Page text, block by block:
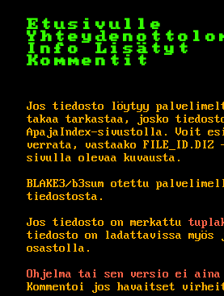
Etusivulle
Info
Lisätyt
Kommentit
Jos tiedosto löytyy
takaa tarkastaa, josko
ApajaIndex-sivustolla. Voit
verrata, vastaako
sivulla olevaa kuvausta.
BLAKE3/b3sum otettu
tiedostosta.
Jos tiedosto on merkattu
tiedosto on ladattavissa
osastolla.
Ohjelma tai sen versio ei aina
Kommentoi jos havaitset